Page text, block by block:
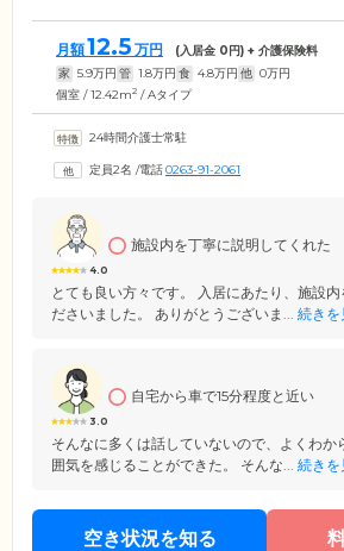
月額12.5 万円 (入居金 0円) + 介護保険料
家 5.9万円 管 1.8万円 食 4.8万円 他 0万円
個室 / 12.42m2 / Aタイプ
24時間介護士常駐
定員2名 /電話0263-91-2061
4.0
施設内を丁寧に説明してくれた
とても良い方々です。 入居にあたり、施設内
ださいました。 ありがとうございま... 続きを
3.0
自宅から車で15分程度と近い
そんなに多くは話していないので、よくわか
囲気を感じることができた。 そんな... 続きを
空き状況を知る